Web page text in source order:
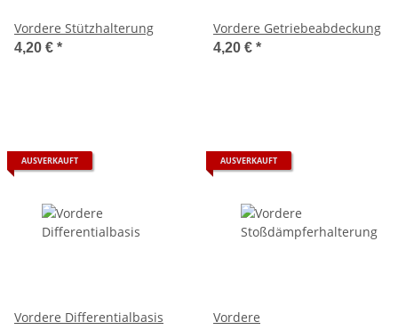
Vordere Stützhalterung
4,20 € *
Vordere Getriebeabdeckung
4,20 € *
AUSVERKAUFT
Vordere Differentialbasis
AUSVERKAUFT
Vordere